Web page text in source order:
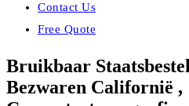
Contact Us
Free Quote
Bruikbaar
Bezwaren Californië ,